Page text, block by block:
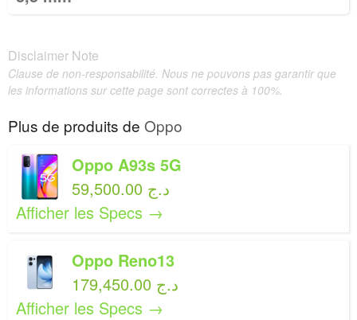
Disclaimer Note
Clause de non-responsabilité. Nous ne pouvons pas garantir que
les informations sur cette page sont correctes à 100%.
Plus de produits de Oppo
Oppo A93s 5G
59,500.00 د.ج
Afficher les Specs →
Oppo Reno13
179,450.00 د.ج
Afficher les Specs →